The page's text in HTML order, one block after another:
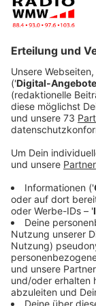
Anzeige
Umzug in
im Rohbau
Anzeige
Viele von uns
um ein
Krawinkel ein
Coronavirus
Und wohnt
Anzeige